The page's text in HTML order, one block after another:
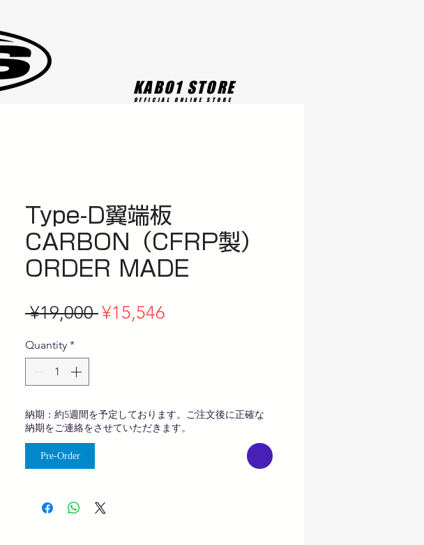
KABO1 STORE
OFFICIAL ONLINE STORE
Type-D翼端板
CARBON（CFRP製）
ORDER MADE
¥19,000 Regular
¥15,546
Quantity *
納期：約5週間を予定しております。ご注文後に正確な
納期をご連絡をさせていただきます。
Pre-Order